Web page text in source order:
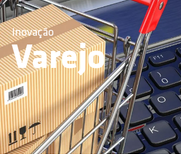
Inovação
Varejo